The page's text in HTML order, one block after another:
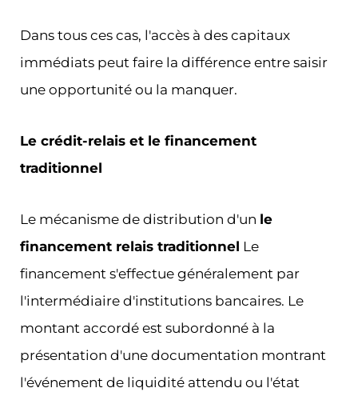
Dans tous ces cas, l'accès à des capitaux
immédiats peut faire la différence entre saisir
une opportunité ou la manquer.
Le crédit-relais et le financement
traditionnel
Le mécanisme de distribution d'un le
financement relais traditionnel Le
financement s'effectue généralement par
l'intermédiaire d'institutions bancaires. Le
montant accordé est subordonné à la
présentation d'une documentation montrant
l'événement de liquidité attendu ou l'état